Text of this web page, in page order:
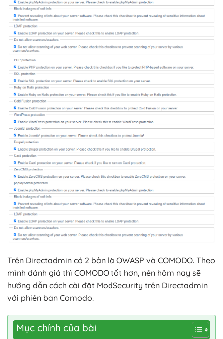
Trên Directadmin có 2 bản là OWASP và COMODO. Theo
mình đánh giá thì COMODO tốt hơn, nên hôm nay sẽ
hướng dẫn cách cài đặt ModSecurity trên Directadmin
với phiên bản Comodo.
Mục chính của bài